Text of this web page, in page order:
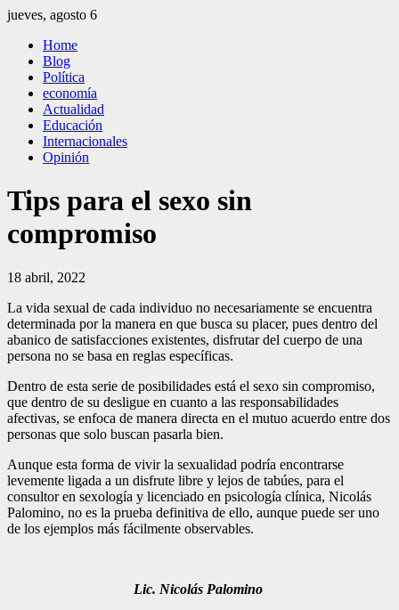
Saltar
contenido
jueves, agosto 6
El Independiente
El independiente Libre y Transparente
Home
Blog
Política
economía
Actualidad
Educación
Internacionales
Opinión
Tips para el sexo sin
compromiso
18 abril, 2022
La vida sexual de cada individuo no necesariamente se encuentra
determinada por la manera en que busca su placer, pues dentro del
abanico de satisfacciones existentes, disfrutar del cuerpo de una
persona no se basa en reglas específicas.
Dentro de esta serie de posibilidades está el sexo sin compromiso,
que dentro de su desligue en cuanto a las responsabilidades
afectivas, se enfoca de manera directa en el mutuo acuerdo entre dos
personas que solo buscan pasarla bien.
Aunque esta forma de vivir la sexualidad podría encontrarse
levemente ligada a un disfrute libre y lejos de tabúes, para el
consultor en sexología y licenciado en psicología clínica, Nicolás
Palomino, no es la prueba definitiva de ello, aunque puede ser uno
de los ejemplos más fácilmente observables.
Lic. Nicolás Palomino